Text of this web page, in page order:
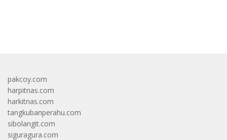
pakcoy.com
harpitnas.com
harkitnas.com
tangkubanperahu.com
sibolangit.com
siguragura.com